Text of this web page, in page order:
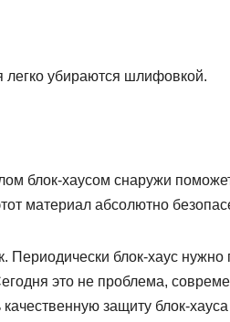
легко убираются шлифовкой.
блок-хаусом снаружи
материал абсолютно
Периодически блок-хаус
это не проблема,
защиту блок-